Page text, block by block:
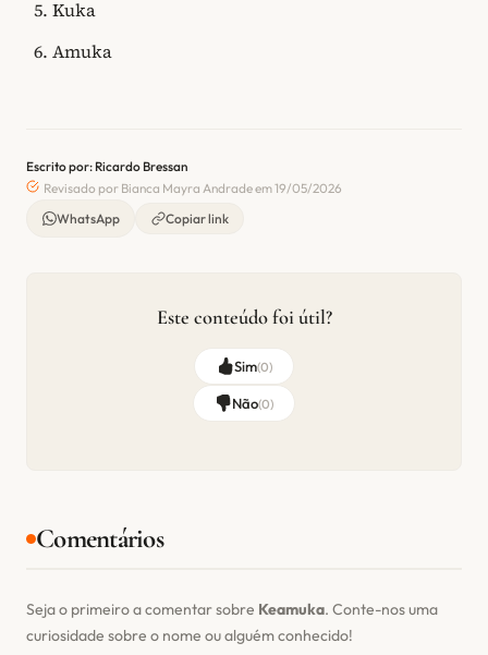
Kuka
Amuka
Escrito por: Ricardo Bressan
Revisado por Bianca Mayra Andrade em 19/05/2026
WhatsApp
Copiar link
Este conteúdo foi útil?
Sim(0)
Não(0)
Comentários
Seja o primeiro a comentar sobre Keamuka. Conte-nos uma
curiosidade sobre o nome ou alguém conhecido!